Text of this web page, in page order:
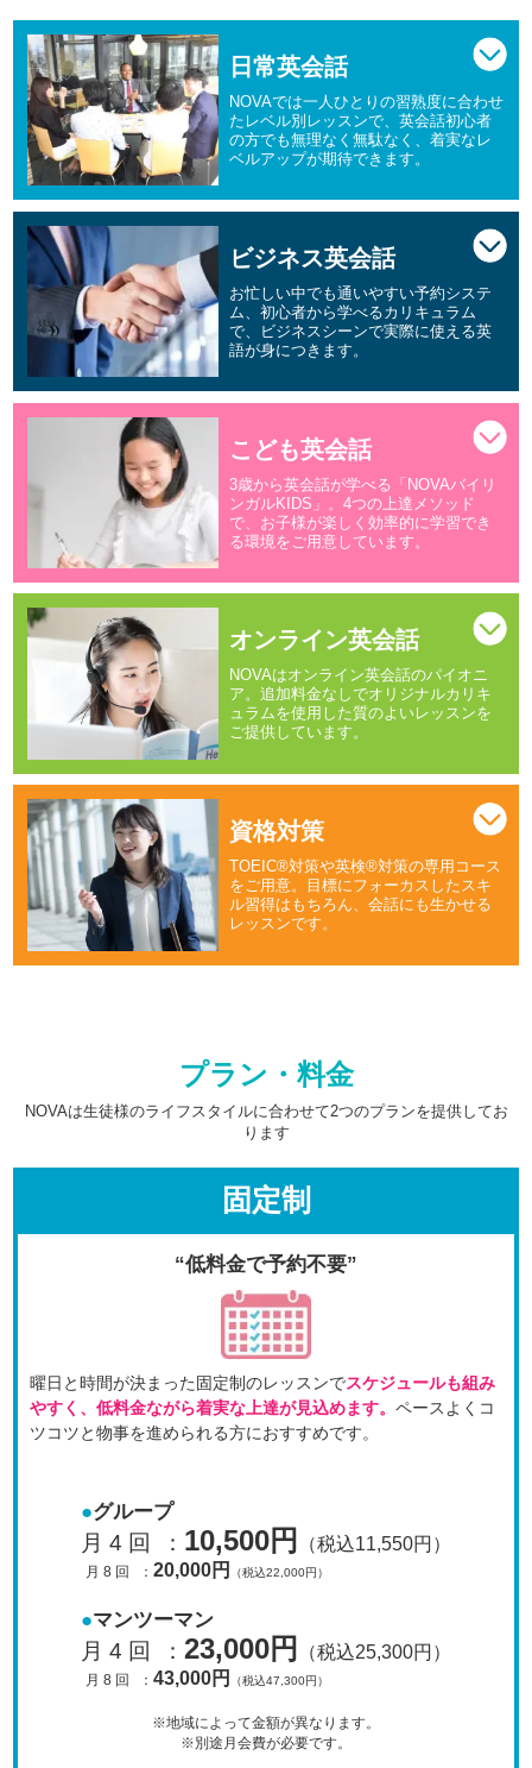
日常英会話
NOVAでは一人ひとりの習熟度に合わせ
たレベル別レッスンで、英会話初心者
の方でも無理なく無駄なく、着実なレ
ベルアップが期待できます。
ビジネス英会話
お忙しい中でも通いやすい予約システ
ム、初心者から学べるカリキュラム
で、ビジネスシーンで実際に使える英
語が身につきます。
こども英会話
3歳から英会話が学べる「NOVAバイリ
ンガルKIDS」。4つの上達メソッド
で、お子様が楽しく効率的に学習でき
る環境をご用意しています。
オンライン英会話
NOVAはオンライン英会話のパイオニ
ア。追加料金なしでオリジナルカリキ
ュラムを使用した質のよいレッスンを
ご提供しています。
資格対策
TOEIC®対策や英検®対策の専用コース
をご用意。目標にフォーカスしたスキ
ル習得はもちろん、会話にも生かせる
レッスンです。
プラン・料金
NOVAは生徒様のライフスタイルに合わせて2つのプランを提供してお
ります
固定制
“低料金で予約不要”
曜日と時間が決まった固定制のレッスンでスケジュールも組み
やすく、低料金ながら着実な上達が見込めます。 ペースよくコ
ツコツと物事を進められる方におすすめです。
グループ
月 4 回 ： 10,500円 （税込11,550円）
月 8 回 ：20,000円 （税込22,000円）
マンツーマン
月 4 回 ： 23,000円 （税込25,300円）
月 8 回 ：43,000円 （税込47,300円）
※地域によって金額が異なります。
※別途月会費が必要です。